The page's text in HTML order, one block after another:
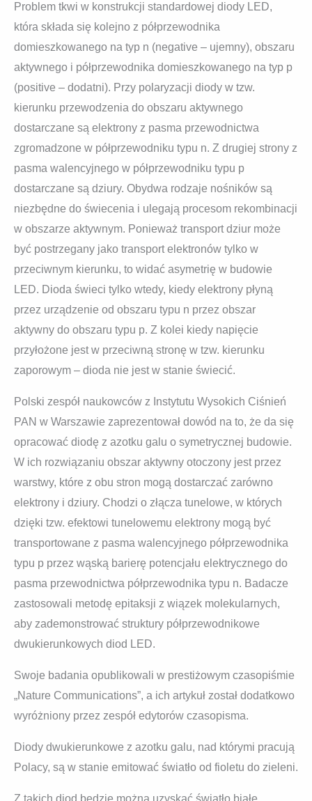
Problem tkwi w konstrukcji standardowej diody LED,
która składa się kolejno z półprzewodnika
domieszkowanego na typ n (negative – ujemny), obszaru
aktywnego i półprzewodnika domieszkowanego na typ p
(positive – dodatni). Przy polaryzacji diody w tzw.
kierunku przewodzenia do obszaru aktywnego
dostarczane są elektrony z pasma przewodnictwa
zgromadzone w półprzewodniku typu n. Z drugiej strony z
pasma walencyjnego w półprzewodniku typu p
dostarczane są dziury. Obydwa rodzaje nośników są
niezbędne do świecenia i ulegają procesom rekombinacji
w obszarze aktywnym. Ponieważ transport dziur może
być postrzegany jako transport elektronów tylko w
przeciwnym kierunku, to widać asymetrię w budowie
LED. Dioda świeci tylko wtedy, kiedy elektrony płyną
przez urządzenie od obszaru typu n przez obszar
aktywny do obszaru typu p. Z kolei kiedy napięcie
przyłożone jest w przeciwną stronę w tzw. kierunku
zaporowym – dioda nie jest w stanie świecić.
Polski zespół naukowców z Instytutu Wysokich Ciśnień
PAN w Warszawie zaprezentował dowód na to, że da się
opracować diodę z azotku galu o symetrycznej budowie.
W ich rozwiązaniu obszar aktywny otoczony jest przez
warstwy, które z obu stron mogą dostarczać zarówno
elektrony i dziury. Chodzi o złącza tunelowe, w których
dzięki tzw. efektowi tunelowemu elektrony mogą być
transportowane z pasma walencyjnego półprzewodnika
typu p przez wąską barierę potencjału elektrycznego do
pasma przewodnictwa półprzewodnika typu n. Badacze
zastosowali metodę epitaksji z wiązek molekularnych,
aby zademonstrować struktury półprzewodnikowe
dwukierunkowych diod LED.
Swoje badania opublikowali w prestiżowym czasopiśmie
„Nature Communications”, a ich artykuł został dodatkowo
wyróżniony przez zespół edytorów czasopisma.
Diody dwukierunkowe z azotku galu, nad którymi pracują
Polacy, są w stanie emitować światło od fioletu do zieleni.
Z takich diod będzie można uzyskać światło białe,